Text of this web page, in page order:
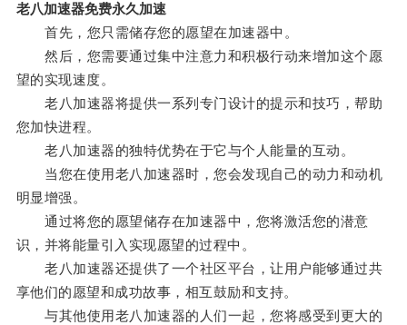
老八加速器免费永久加速
首先，您只需储存您的愿望在加速器中。
然后，您需要通过集中注意力和积极行动来增加这个愿
望的实现速度。
老八加速器将提供一系列专门设计的提示和技巧，帮助
您加快进程。
老八加速器的独特优势在于它与个人能量的互动。
当您在使用老八加速器时，您会发现自己的动力和动机
明显增强。
通过将您的愿望储存在加速器中，您将激活您的潜意
识，并将能量引入实现愿望的过程中。
老八加速器还提供了一个社区平台，让用户能够通过共
享他们的愿望和成功故事，相互鼓励和支持。
与其他使用老八加速器的人们一起，您将感受到更大的